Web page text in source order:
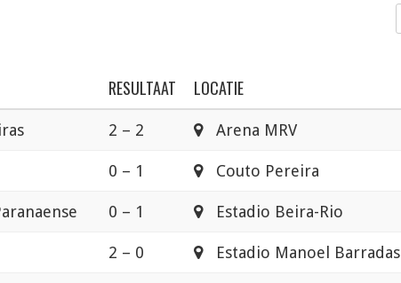
RESULTAAT LOCATIE
2 – 2 Arena MRV
0 – 1 Couto Pereira
0 – 1 Estadio Beira-Rio
2 – 0 Estadio Manoel Barradas